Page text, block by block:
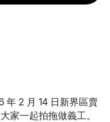
2 月 14 日新界區賣
家一起拍拖做義工。